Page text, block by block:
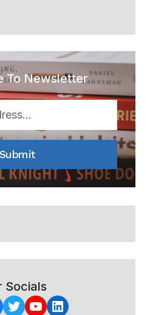
To Newsletter
Submit
Socials
Twitter
YouTube
LinkedIn